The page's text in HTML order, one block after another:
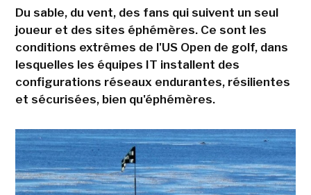
Du sable, du vent, des fans qui suivent un seul
joueur et des sites éphémères. Ce sont les
conditions extrêmes de l'US Open de golf, dans
lesquelles les équipes IT installent des
configurations réseaux endurantes, résilientes
et sécurisées, bien qu'éphémères.